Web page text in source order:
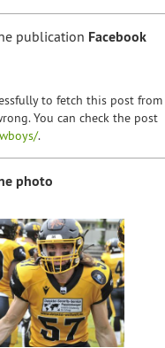
publication Facebook
to fetch this post from
You can check the post
.
photo